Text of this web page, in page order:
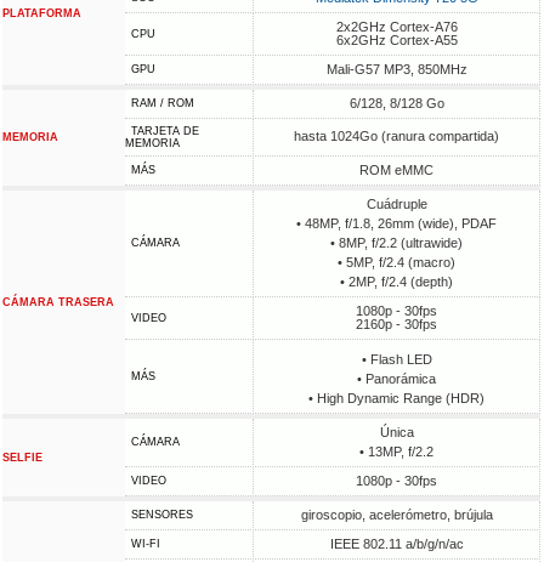
PLATAFORMA
CPU
2x2GHz Cortex-A76
6x2GHz Cortex-A55
GPU Mali-G57 MP3, 850MHz
MEMORIA
RAM / ROM 6/128, 8/128 Go
TARJETA DE
MEMORIA
hasta 1024Go (ranura compartida)
MÁS ROM eMMC
CÁMARA TRASERA
CÁMARA
Cuádruple
• 48MP, f/1.8, 26mm (wide), PDAF
• 8MP, f/2.2 (ultrawide)
• 5MP, f/2.4 (macro)
• 2MP, f/2.4 (depth)
VIDEO
1080p - 30fps
2160p - 30fps
MÁS
• Flash LED
• Panorámica
• High Dynamic Range (HDR)
SELFIE
CÁMARA
Única
• 13MP, f/2.2
VIDEO 1080p - 30fps
SENSORES giroscopio, acelerómetro, brújula
WI-FI IEEE 802.11 a/b/g/n/ac